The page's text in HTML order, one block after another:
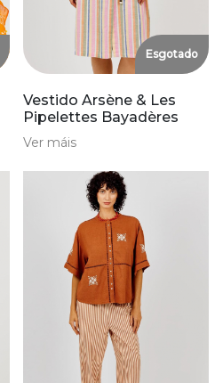
Esgotado
Vestido Arsène & Les
Pipelettes Bayadères
Ver máis